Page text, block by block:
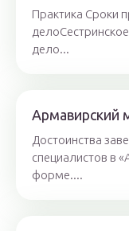
Практика Сроки
дело...
Армавирский
Достоинства
специалистов в
форме....